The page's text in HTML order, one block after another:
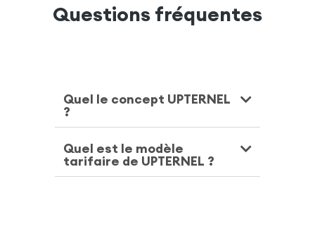
Questions fréquentes
Quel le concept UPTERNEL
?
Quel est le modèle
tarifaire de UPTERNEL ?